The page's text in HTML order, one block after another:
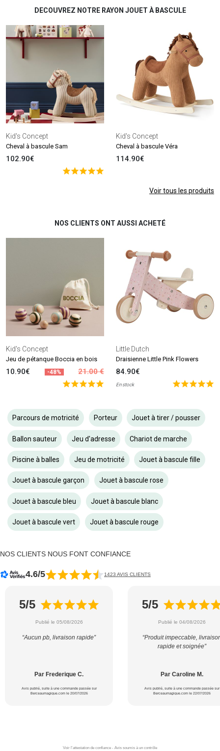
DECOUVREZ NOTRE RAYON JOUET À BASCULE
Kid's Concept
Cheval à bascule Sam
102.90€
Kid's Concept
Cheval à bascule Véra
114.90€
Voir tous les produits
NOS CLIENTS ONT AUSSI ACHETÉ
Kid's Concept
Jeu de pétanque Boccia en bois
10.90€ -48% 21.00 €
Little Dutch
Draisienne Little Pink Flowers
84.90€
En stock
Parcours de motricité Porteur Jouet à tirer / pousser
Ballon sauteur Jeu d'adresse Chariot de marche
Piscine à balles Jeu de motricité Jouet à bascule fille
Jouet à bascule garçon Jouet à bascule rose
Jouet à bascule bleu Jouet à bascule blanc
Jouet à bascule vert Jouet à bascule rouge
NOS CLIENTS NOUS FONT CONFIANCE
4.6/5 1423 AVIS CLIENTS
5/5
Publié le 05/08/2026
“Aucun pb, livraison rapide”
Par Frederique C.
Avis publié, suite à une commande passée sur
Berceaumagique.com le 20/07/2026
5/5
Publié le 04/08/2026
“Produit impeccable,
rapide et soignée”
Par Caroline M.
Avis publié, suite à une commande passée sur
Berceaumagique.com le 22/07/2026
Voir l'attestation de confiance - Avis soumis à un contrôle